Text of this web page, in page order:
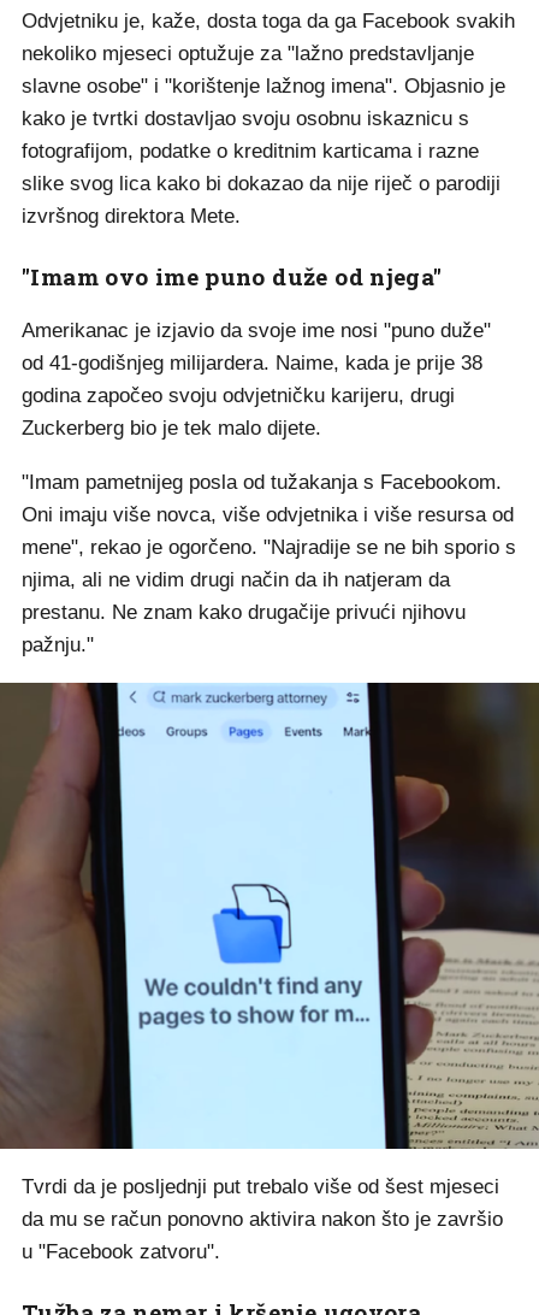
Odvjetniku je, kaže, dosta toga da ga Facebook svakih
nekoliko mjeseci optužuje za "lažno predstavljanje
slavne osobe" i "korištenje lažnog imena". Objasnio je
kako je tvrtki dostavljao svoju osobnu iskaznicu s
fotografijom, podatke o kreditnim karticama i razne
slike svog lica kako bi dokazao da nije riječ o parodiji
izvršnog direktora Mete.
"Imam ovo ime puno duže od njega"
Amerikanac je izjavio da svoje ime nosi "puno duže"
od 41-godišnjeg milijardera. Naime, kada je prije 38
godina započeo svoju odvjetničku karijeru, drugi
Zuckerberg bio je tek malo dijete.
"Imam pametnijeg posla od tužakanja s Facebookom.
Oni imaju više novca, više odvjetnika i više resursa od
mene", rekao je ogorčeno. "Najradije se ne bih sporio s
njima, ali ne vidim drugi način da ih natjeram da
prestanu. Ne znam kako drugačije privući njihovu
pažnju."
Tvrdi da je posljednji put trebalo više od šest mjeseci
da mu se račun ponovno aktivira nakon što je završio
u "Facebook zatvoru".